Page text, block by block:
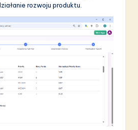
rozwoju produktu.